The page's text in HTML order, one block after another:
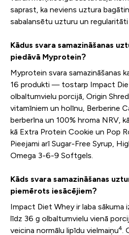
saprast, ka neviens uztura
sabalansētu uzturu un regularitāti
Kādus svara samazināšanas
piedāvā Myprotein?
Myprotein svara samazināšanas
16 produkti — tostarp Impact
olbaltumvielu porcijā, Origin
vitamīniem un holīnu, Berberine
berberīna un 100% hroma NRV,
kā Extra Protein Cookie un Pop
Pieejami arī Sugar-Free Syrup,
Omega 3-6-9 Softgels.
Kāds svara samazināšanas
piemērots iesācējiem?
Impact Diet Whey ir laba
līdz 36 g olbaltumvielu vienā
veicina normālu lipīdu vielmaiņu4.